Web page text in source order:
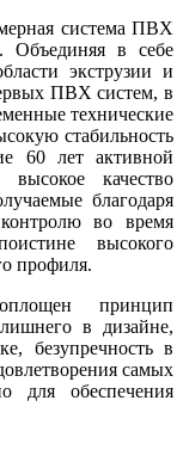
система ПВХ
в себе
экструзии и
ПВХ систем, в
технические
стабильность
60 лет активной
качество
благодаря
во время
высокого
профиля.
принцип
в дизайне,
безупречность в
самых
для обеспечения